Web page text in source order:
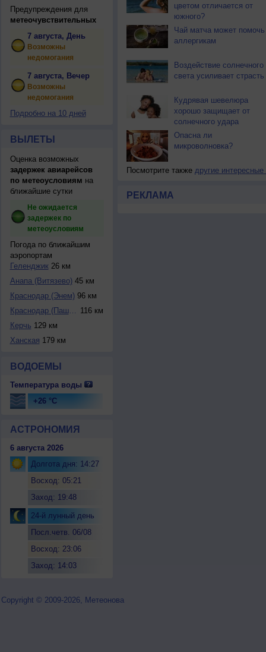
Предупреждения для
метеочувствительных
7 августа, День
Возможны
недомогания
7 августа, Вечер
Возможны
недомогания
Подробно на 10 дней
ВЫЛЕТЫ
Оценка возможных
задержек авиарейсов
по метеоусловиям на
ближайшие сутки
Не ожидается
задержек по
метеоусловиям
Погода по ближайшим
аэропортам
Геленджик26 км
Анапа (Витязево)45 км
Краснодар (Энем)96 км
Краснодар (Пашков... 116 км
Керчь 129 км
Ханская 179 км
ВОДОЕМЫ
Температура воды
+26 °C
АСТРОНОМИЯ
6 августа 2026
Долгота дня: 14:27
Восход: 05:21
Заход: 19:48
24-й лунный день
Посл.четв. 06/08
Восход: 23:06
Заход: 14:03
цветом отличается от
южного?
Чай матча может помочь
аллергикам
Воздействие солнечного
света усиливает страсть
Кудрявая шевелюра
хорошо защищает от
солнечного удара
Опасна ли
микроволновка?
Посмотрите также другие интересные
РЕКЛАМА
Copyright © 2009-2026, Метеонова